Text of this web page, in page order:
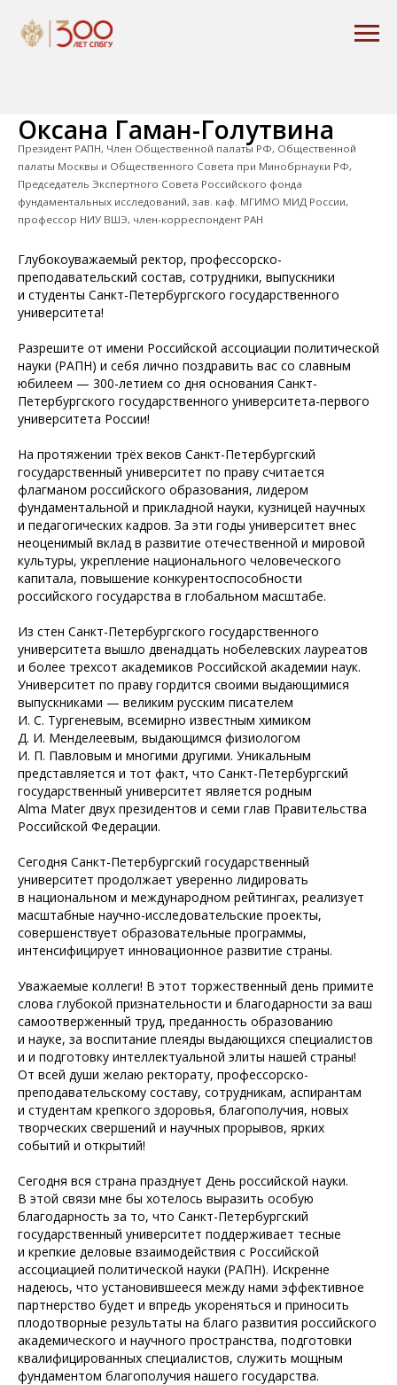
Оксана Гаман-Голутвина
Президент РАПН, Член Общественной палаты РФ, Общественной
палаты Москвы и Общественного Совета при Минобрнауки РФ,
Председатель Экспертного Совета Российского фонда
фундаментальных исследований, зав. каф. МГИМО МИД России,
профессор НИУ ВШЭ, член-корреспондент РАН
Глубокоуважаемый ректор, профессорско-
преподавательский состав, сотрудники, выпускники
и студенты Санкт-Петербургского государственного
университета!
Разрешите от имени Российской ассоциации политической
науки (РАПН) и себя лично поздравить вас со славным
юбилеем — 300-летием со дня основания Санкт-
Петербургского государственного университета-первого
университета России!
На протяжении трёх веков Санкт-Петербургский
государственный университет по праву считается
флагманом российского образования, лидером
фундаментальной и прикладной науки, кузницей научных
и педагогических кадров. За эти годы университет внес
неоценимый вклад в развитие отечественной и мировой
культуры, укрепление национального человеческого
капитала, повышение конкурентоспособности
российского государства в глобальном масштабе.
Из стен Санкт-Петербургского государственного
университета вышло двенадцать нобелевских лауреатов
и более трехсот академиков Российской академии наук.
Университет по праву гордится своими выдающимися
выпускниками — великим русским писателем
И. С. Тургеневым, всемирно известным химиком
Д. И. Менделеевым, выдающимся физиологом
И. П. Павловым и многими другими. Уникальным
представляется и тот факт, что Санкт-Петербургский
государственный университет является родным
Alma Mater двух президентов и семи глав Правительства
Российской Федерации.
Сегодня Санкт-Петербургский государственный
университет продолжает уверенно лидировать
в национальном и международном рейтингах, реализует
масштабные научно-исследовательские проекты,
совершенствует образовательные программы,
интенсифицирует инновационное развитие страны.
Уважаемые коллеги! В этот торжественный день примите
слова глубокой признательности и благодарности за ваш
самоотверженный труд, преданность образованию
и науке, за воспитание плеяды выдающихся специалистов
и и подготовку интеллектуальной элиты нашей страны!
От всей души желаю ректорату, профессорско-
преподавательскому составу, сотрудникам, аспирантам
и студентам крепкого здоровья, благополучия, новых
творческих свершений и научных прорывов, ярких
событий и открытий!
Сегодня вся страна празднует День российской науки.
В этой связи мне бы хотелось выразить особую
благодарность за то, что Санкт-Петербургский
государственный университет поддерживает тесные
и крепкие деловые взаимодействия с Российской
ассоциацией политической науки (РАПН). Искренне
надеюсь, что установившееся между нами эффективное
партнерство будет и впредь укореняться и приносить
плодотворные результаты на благо развития российского
академического и научного пространства, подготовки
квалифицированных специалистов, служить мощным
фундаментом благополучия нашего государства.